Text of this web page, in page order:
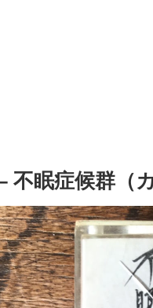
不眠症候群（